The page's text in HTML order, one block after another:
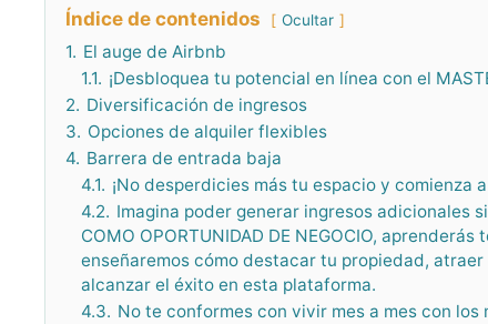
Índice de contenidos Ocultar
1. El auge de Airbnb
1.1. ¡Desbloquea tu potencial en línea con el
2. Diversificación de ingresos
3. Opciones de alquiler flexibles
4. Barrera de entrada baja
4.1. ¡No desperdicies más tu espacio y comienza
4.2. Imagina poder generar ingresos adicionales
COMO OPORTUNIDAD DE NEGOCIO,
enseñaremos cómo destacar tu propiedad,
alcanzar el éxito en esta plataforma.
4.3. No te conformes con vivir mes a mes con